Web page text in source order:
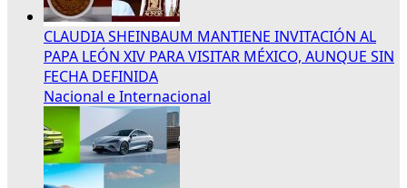
CLAUDIA SHEINBAUM MANTIENE INVITACIÓN AL
PAPA LEÓN XIV PARA VISITAR MÉXICO, AUNQUE SIN
FECHA DEFINIDA
Nacional e Internacional